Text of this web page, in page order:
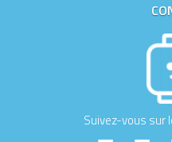
Suivez-vous sur